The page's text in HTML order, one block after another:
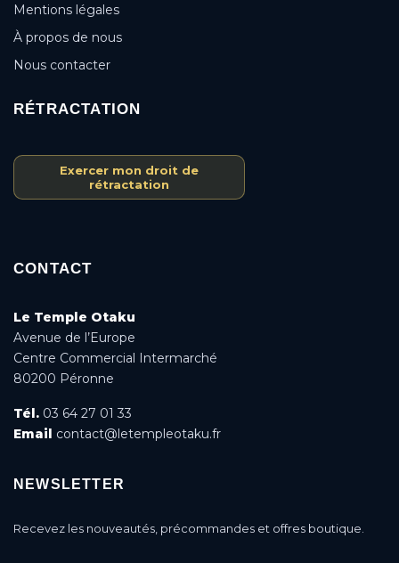
Mentions légales
À propos de nous
Nous contacter
RÉTRACTATION
Exercer mon droit de
rétractation
CONTACT
Le Temple Otaku
Avenue de l’Europe
Centre Commercial Intermarché
80200 Péronne
Tél. 03 64 27 01 33
Email contact@letempleotaku.fr
NEWSLETTER
Recevez les nouveautés, précommandes et offres boutique.